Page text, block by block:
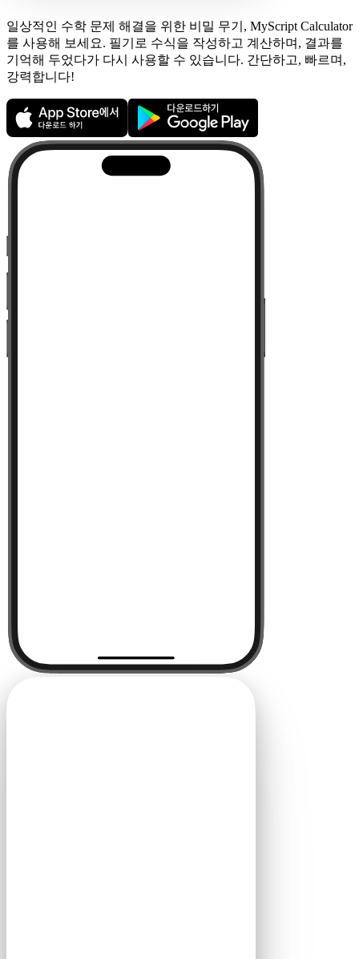
일상적인 수학 문제 해결을 위한 비밀 무기, MyScript Calculator
를 사용해 보세요. 필기로 수식을 작성하고 계산하며, 결과를
기억해 두었다가 다시 사용할 수 있습니다. 간단하고, 빠르며,
강력합니다!